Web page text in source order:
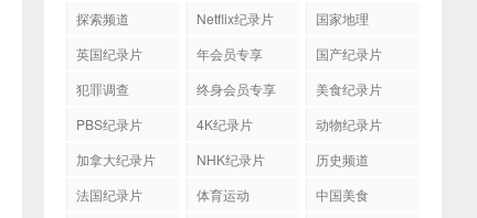
探索频道
Netflix纪录片
国家地理
英国纪录片
年会员专享
国产纪录片
犯罪调查
终身会员专享
美食纪录片
PBS纪录片
4K纪录片
动物纪录片
加拿大纪录片
NHK纪录片
历史频道
法国纪录片
体育运动
中国美食